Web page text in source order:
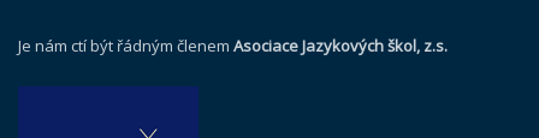
Je nám ctí být řádným členem Asociace Jazykových škol, z.s.